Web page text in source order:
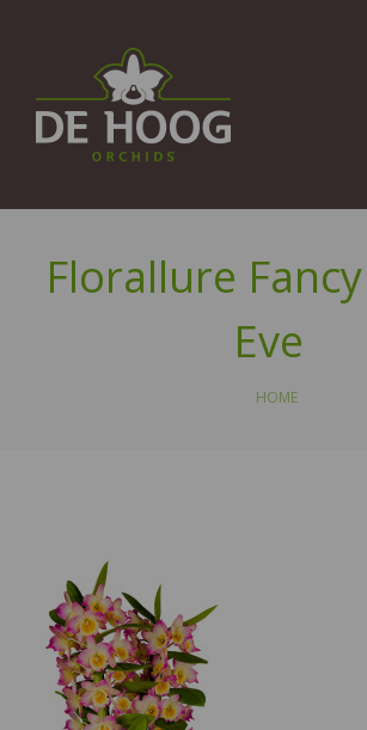
Florallure
Eve
HOME